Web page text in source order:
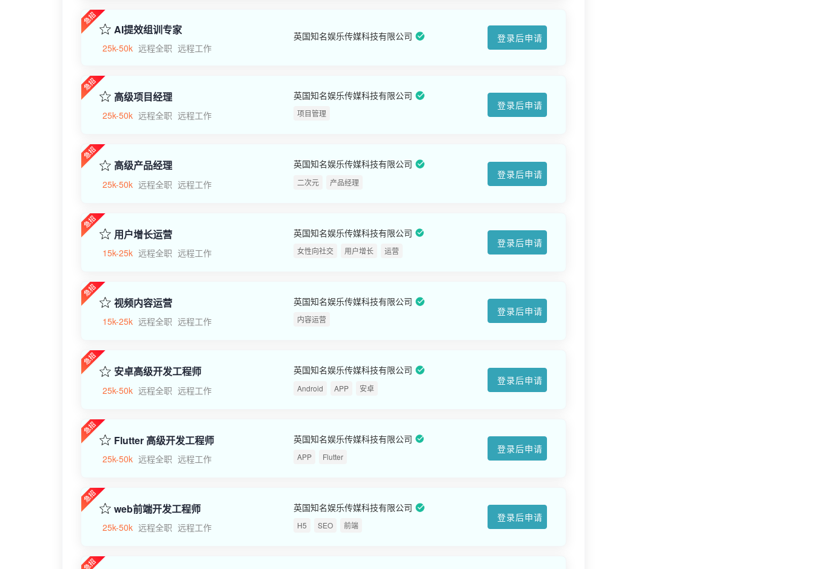
AI提效组训专家
25k-50k 远程全职 远程工作
英国知名娱乐传媒科技有限公司 登录后申请
高级项目经理
25k-50k 远程全职 远程工作
英国知名娱乐传媒科技有限公司
项目管理
登录后申请
高级产品经理
25k-50k 远程全职 远程工作
英国知名娱乐传媒科技有限公司
二次元 产品经理
登录后申请
用户增长运营
15k-25k 远程全职 远程工作
英国知名娱乐传媒科技有限公司
女性向社交 用户增长 运营
登录后申请
视频内容运营
15k-25k 远程全职 远程工作
英国知名娱乐传媒科技有限公司
内容运营
登录后申请
安卓高级开发工程师
25k-50k 远程全职 远程工作
英国知名娱乐传媒科技有限公司
Android APP 安卓
登录后申请
Flutter 高级开发工程师
25k-50k 远程全职 远程工作
英国知名娱乐传媒科技有限公司
APP Flutter
登录后申请
web前端开发工程师
25k-50k 远程全职 远程工作
英国知名娱乐传媒科技有限公司
H5 SEO 前端
登录后申请